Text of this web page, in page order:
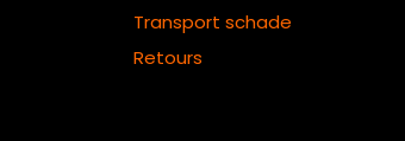
Transport schade
Retours